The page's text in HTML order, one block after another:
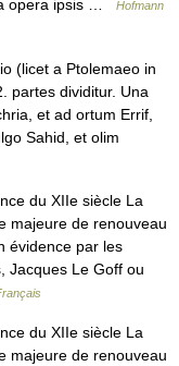
opera ipsis …
Hofmann
(licet a Ptolemaeo in
partes dividitur. Una
et ad ortum Errif,
Sahid, et olim
du XIIe siècle La
majeure de renouveau
évidence par les
Jacques Le Goff ou
du XIIe siècle La
majeure de renouveau